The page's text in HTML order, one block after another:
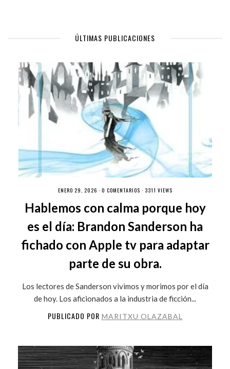
ÚLTIMAS PUBLICACIONES
ENERO 29, 2026 · 0 COMENTARIOS · 3311 VIEWS
Hablemos con calma porque hoy
es el día: Brandon Sanderson ha
fichado con Apple tv para adaptar
parte de su obra.
Los lectores de Sanderson vivimos y morimos por el día
de hoy. Los aficionados a la industria de ficción...
PUBLICADO POR MARITXU OLAZABAL